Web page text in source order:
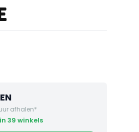
afhalen*
39 winkels